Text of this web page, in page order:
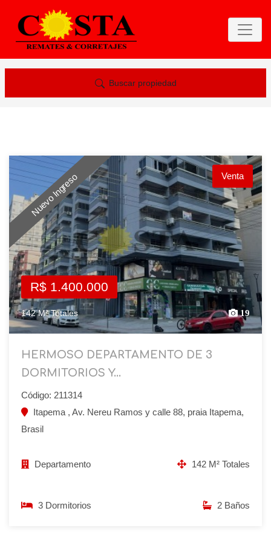
Buscar propiedad
Nuevo Ingreso Venta
R$ 1.400.000
142 M² Totales 19
HERMOSO DEPARTAMENTO DE 3
DORMITORIOS Y...
Código: 211314
Itapema , Av. Nereu Ramos y calle 88, praia Itapema,
Brasil
Departamento 142 M² Totales
3 Dormitorios 2 Baños